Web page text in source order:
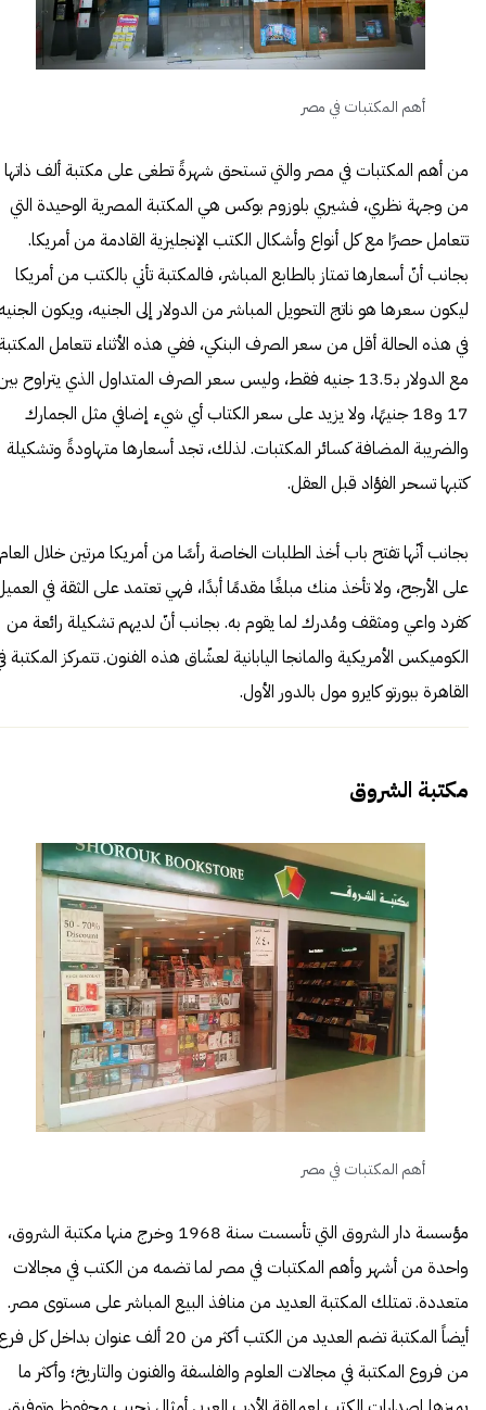
أهم المكتبات في مصر
من أهم المكتبات في مصر والتي تستحق شهرةً تطغى على مكتبة ألف ذاتها
من وجهة نظري، فشيري بلوزوم بوكس هي المكتبة المصرية الوحيدة التي
تتعامل حصرًا مع كل أنواع وأشكال الكتب الإنجليزية القادمة من أمريكا.
بجانب أنّ أسعارها تمتاز بالطابع المباشر، فالمكتبة تأتي بالكتب من أمريكا
ليكون سعرها هو ناتج التحويل المباشر من الدولار إلى الجنيه، ويكون
في هذه الحالة أقل من سعر الصرف البنكي، ففي هذه الأثناء تتعامل
مع الدولار بـ13.5 جنيه فقط، وليس سعر الصرف المتداول الذي يتراوح
17 و18 جنيهًا، ولا يزيد على سعر الكتاب أي شيء إضافي مثل الجمارك
والضريبة المضافة كسائر المكتبات. لذلك، تجد أسعارها متهاودةً وتشكيلة
كتبها تسحر الفؤاد قبل العقل.
بجانب أنّها تفتح باب أخذ الطلبات الخاصة رأسًا من أمريكا مرتين خلال العام
على الأرجح، ولا تأخذ منك مبلغًا مقدمًا أبدًا، فهي تعتمد على الثقة في
كفرد واعي ومثقف ومُدرك لما يقوم به. بجانب أنّ لديهم تشكيلة رائعة من
الكوميكس الأمريكية والمانجا اليابانية لعشّاق هذه الفنون. تتمركز المكتبة
القاهرة ببورتو كايرو مول بالدور الأول.
مكتبة الشروق
أهم المكتبات في مصر
مؤسسة دار الشروق التي تأسست سنة 1968 وخرج منها مكتبة الشروق،
واحدة من أشهر وأهم المكتبات في مصر لما تضمه من الكتب في مجالات
متعددة. تمتلك المكتبة العديد من منافذ البيع المباشر على مستوى مصر.
أيضاً المكتبة تضم العديد من الكتب أكثر من 20 ألف عنوان بداخل كل
من فروع المكتبة في مجالات العلوم والفلسفة والفنون والتاريخ؛ وأكثر ما